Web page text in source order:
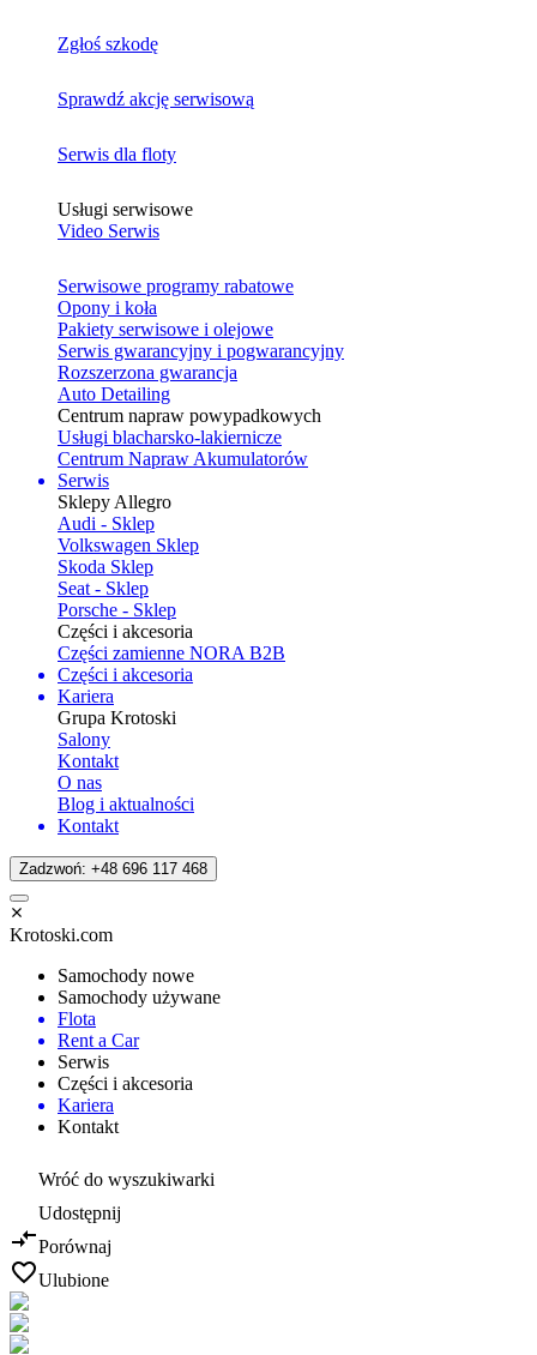
Zgłoś szkodę
Sprawdź akcję serwisową
Serwis dla floty
Usługi serwisowe
Video Serwis
Serwisowe programy rabatowe
Opony i koła
Pakiety serwisowe i olejowe
Serwis gwarancyjny i pogwarancyjny
Rozszerzona gwarancja
Auto Detailing
Centrum napraw powypadkowych
Usługi blacharsko-lakiernicze
Centrum Napraw Akumulatorów
Serwis
Sklepy Allegro
Audi - Sklep
Volkswagen Sklep
Skoda Sklep
Seat - Sklep
Porsche - Sklep
Części i akcesoria
Części zamienne NORA B2B
Części i akcesoria
Kariera
Grupa Krotoski
Salony
Kontakt
O nas
Blog i aktualności
Kontakt
Zadzwoń: +48 696 117 468
Krotoski.com
Samochody nowe
Samochody używane
Flota
Rent a Car
Serwis
Części i akcesoria
Kariera
Kontakt
Wróć do wyszukiwarki
Udostępnij
Porównaj
Ulubione